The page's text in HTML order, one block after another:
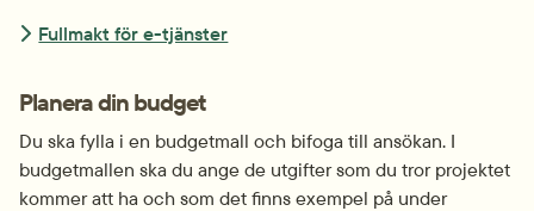
Fullmakt för e-tjänster
Planera din budget
Du ska fylla i en budgetmall och bifoga till ansökan. I
budget­mallen ska du ange de utgifter som du tror projektet
kommer att ha och som det finns exempel på under